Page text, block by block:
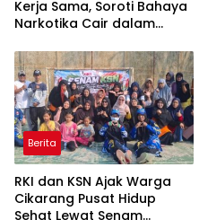
Kerja Sama, Soroti Bahaya
Narkotika Cair dalam
Berita
RKI dan KSN Ajak Warga
Cikarang Pusat Hidup
Sehat Lewat Senam